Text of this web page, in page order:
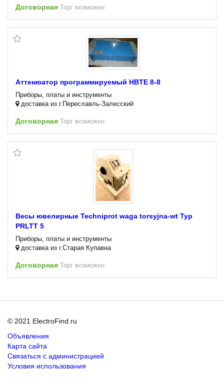
Договорная Торг возможен
Аттенюатор программируемый HBTE 8-8
Приборы, платы и инструменты
доставка из г.Переславль-Залесский
Договорная Торг возможен
Весы ювелирные Techniprot waga torsyjna-wt Typ
PRLTT 5
Приборы, платы и инструменты
доставка из г.Старая Купавна
Договорная Торг возможен
© 2021 ElectroFind.ru
Объявления
Карта сайта
Связаться с администрацией
Условия использования